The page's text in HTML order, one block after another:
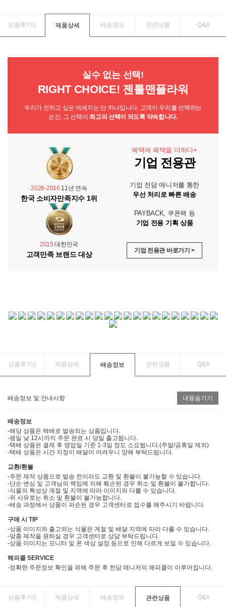
상품후기() 제품상세 배송정보 관련상품 Q&A
실수 없는 선택!
RIGHT CHOICE! 젠틀맨플라워
우리가 전하고 싶은 메세지는 단 하나입니다. 고객이 우리를 선택하는
순간, 그 선택이 최고의 선택이 되도록 약속합니다.
2026-2016 11년 연속
한국 소비자만족지수 1위
2015 대한민국
고객만족 브랜드 대상
혜택에 혜택을 더하다+
기업 전용관
기업 전담 매니저를 통한
우선 처리로 빠른 배송
PAYBACK, 쿠폰팩 등
기업 전용 기획 상품
기업 전용관 바로가기 >
상품후기() 제품상세 배송정보 관련상품 Q&A
배송정보 및 안내사항 내용숨기기
배송정보
-해당 상품은 택배로 발송되는 상품입니다.
-평일 낮 12시까지 주문 완료 시 당일 출고됩니다.
-택배 상품은 결제 후 영업일 기준 1-3일 정도 소요됩니다.(주말/공휴일 제외)
-택배 상품은 시간 지정이 배달이 어려우니 양해 부탁드립니다.
교환/환불
-주문 제작 상품으로 발송 전이라도 교환 및 환불이 불가능할 수 있습니다.
-단순 변심 및 고객님의 책임에 의해 훼손된 경우 취소 및 환불이 불가합니다.
-식물의 특성상 계절 및 지역에 따라 이미지와 다를 수 있습니다.
-위 사유로는 취소 및 환불이 불가능합니다.
-배송 과정에서 상품이 파손된 경우 고객센터로 접수를 해주시기 바랍니다.
구매 시 TIP
-상품 이미지와 출고되는 식물은 계절 및 배달 지역에 따라 다를 수 있습니다.
-맞춤 제작을 원하실 경우 고객센터로 상담 부탁드립니다.
-상품 이미지는 모니터 및 폰 색상 설정 등으로 인해 다르게 보일 수 있습니다.
해피콜 SERVICE
-정확한 주문정보 확인을 위해 주문 후 전담 매니저의 해피콜이 이루어집니다.
상품후기() 제품상세 배송정보 관련상품 Q&A